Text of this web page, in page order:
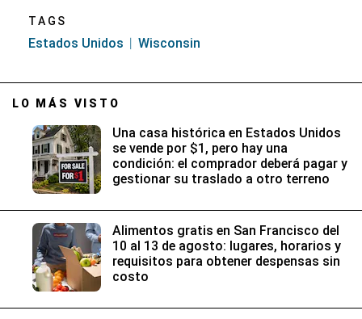
TAGS
Estados Unidos Wisconsin
LO MÁS VISTO
Una casa histórica en Estados Unidos
se vende por $1, pero hay una
condición: el comprador deberá pagar y
gestionar su traslado a otro terreno
Alimentos gratis en San Francisco del
10 al 13 de agosto: lugares, horarios y
requisitos para obtener despensas sin
costo